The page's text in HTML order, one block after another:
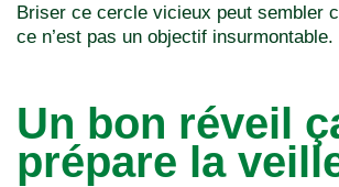
Briser ce cercle vicieux peut sembler
ce n’est pas un objectif insurmontable.
Un bon réveil
prépare la